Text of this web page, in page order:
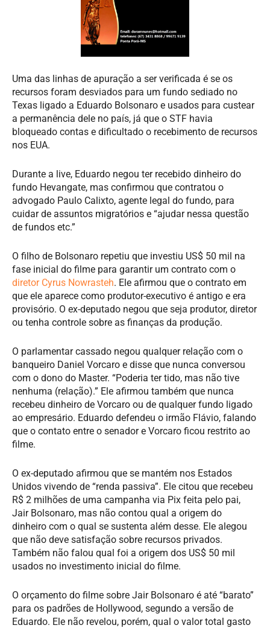
Uma das linhas de apuração a ser verificada é se os
recursos foram desviados para um fundo sediado no
Texas ligado a Eduardo Bolsonaro e usados para custear
a permanência dele no país, já que o STF havia
bloqueado contas e dificultado o recebimento de recursos
nos EUA.
Durante a live, Eduardo negou ter recebido dinheiro do
fundo Hevangate, mas confirmou que contratou o
advogado Paulo Calixto, agente legal do fundo, para
cuidar de assuntos migratórios e “ajudar nessa questão
de fundos etc.”
O filho de Bolsonaro repetiu que investiu US$ 50 mil na
fase inicial do filme para garantir um contrato com o
diretor Cyrus Nowrasteh. Ele afirmou que o contrato em
que ele aparece como produtor-executivo é antigo e era
provisório. O ex-deputado negou que seja produtor, diretor
ou tenha controle sobre as finanças da produção.
O parlamentar cassado negou qualquer relação com o
banqueiro Daniel Vorcaro e disse que nunca conversou
com o dono do Master. “Poderia ter tido, mas não tive
nenhuma (relação).” Ele afirmou também que nunca
recebeu dinheiro de Vorcaro ou de qualquer fundo ligado
ao empresário. Eduardo defendeu o irmão Flávio, falando
que o contato entre o senador e Vorcaro ficou restrito ao
filme.
O ex-deputado afirmou que se mantém nos Estados
Unidos vivendo de “renda passiva”. Ele citou que recebeu
R$ 2 milhões de uma campanha via Pix feita pelo pai,
Jair Bolsonaro, mas não contou qual a origem do
dinheiro com o qual se sustenta além desse. Ele alegou
que não deve satisfação sobre recursos privados.
Também não falou qual foi a origem dos US$ 50 mil
usados no investimento inicial do filme.
O orçamento do filme sobre Jair Bolsonaro é até “barato”
para os padrões de Hollywood, segundo a versão de
Eduardo. Ele não revelou, porém, qual o valor total gasto